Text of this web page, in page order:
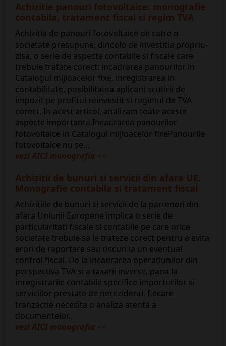
Achizitie panouri fotovoltaice: monografie
contabila, tratament fiscal si regim TVA
Achizitia de panouri fotovoltaice de catre o
societate presupune, dincolo de investitia propriu-
zisa, o serie de aspecte contabile si fiscale care
trebuie tratate corect: incadrarea panourilor in
Catalogul mijloacelor fixe, inregistrarea in
contabilitate, posibilitatea aplicarii scutirii de
impozit pe profitul reinvestit si regimul de TVA
corect. In acest articol, analizam toate aceste
aspecte importante.Incadrarea panourilor
fotovoltaice in Catalogul mijloacelor fixePanourile
fotovoltaice nu se...
vezi AICI monografia <<
Achizitii de bunuri si servicii din afara UE.
Monografie contabila si tratament fiscal
Achizitiile de bunuri si servicii de la parteneri din
afara Uniunii Europene implica o serie de
particularitati fiscale si contabile pe care orice
societate trebuie sa le trateze corect pentru a evita
erori de raportare sau riscuri la un eventual
control fiscal. De la incadrarea operatiunilor din
perspectiva TVA si a taxarii inverse, pana la
inregistrarile contabile specifice importurilor si
serviciilor prestate de nerezidenti, fiecare
tranzactie necesita o analiza atenta a
documentelor...
vezi AICI monografia <<